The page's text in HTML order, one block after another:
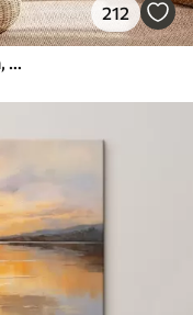
212
Захід сонця на балконі, архітектура, квітучі квіти, акварельний стиль, середземноморський